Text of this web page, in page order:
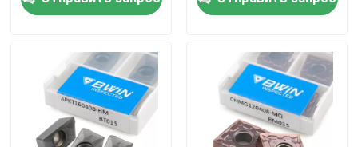
Сделать запрос
Вставки карбида вольфрама